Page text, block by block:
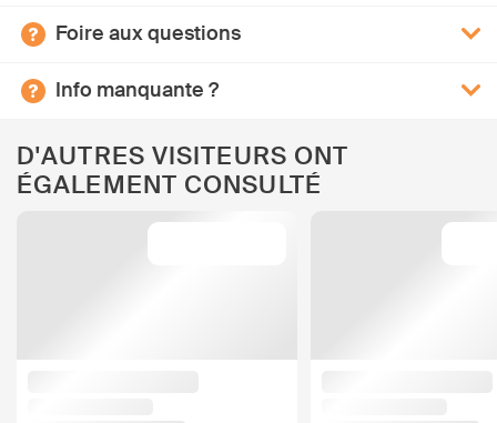
Foire aux questions
Info manquante ?
D'AUTRES VISITEURS ONT
ÉGALEMENT CONSULTÉ